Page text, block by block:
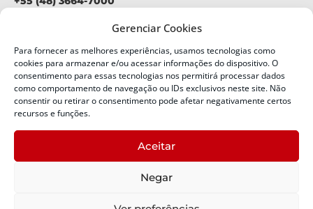
Gerenciar Cookies
Para fornecer as melhores experiências, usamos tecnologias como
cookies para armazenar e/ou acessar informações do dispositivo. O
consentimento para essas tecnologias nos permitirá processar dados
como comportamento de navegação ou IDs exclusivos neste site. Não
consentir ou retirar o consentimento pode afetar negativamente certos
recursos e funções.
Aceitar
Negar
Alertas Defesa Civil:
SMS 40199
ENDEREÇO
Defesa Civil do Estado de Santa Catarina
Av. Ivo Silveira, nº 2320
Bairro:
Capoeiras, Florianópolis, SC